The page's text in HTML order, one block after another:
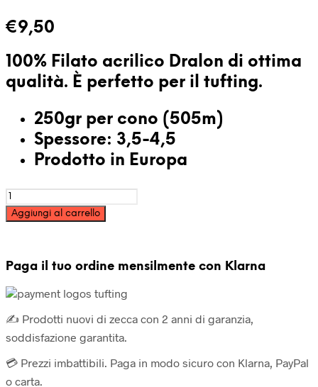
€9,50
100% Filato acrilico Dralon di ottima
qualità. È perfetto per il tufting.
250gr per cono (505m)
Spessore: 3,5-4,5
Prodotto in Europa
Filato
acrilico
per
250g
Giallo
Aggiungi al carrello
Paga il tuo ordine mensilmente con Klarna
✍️ Prodotti nuovi di zecca con 2 anni di garanzia,
soddisfazione garantita.
💳 Prezzi imbattibili. Paga in modo sicuro con Klarna, PayPal
o carta.